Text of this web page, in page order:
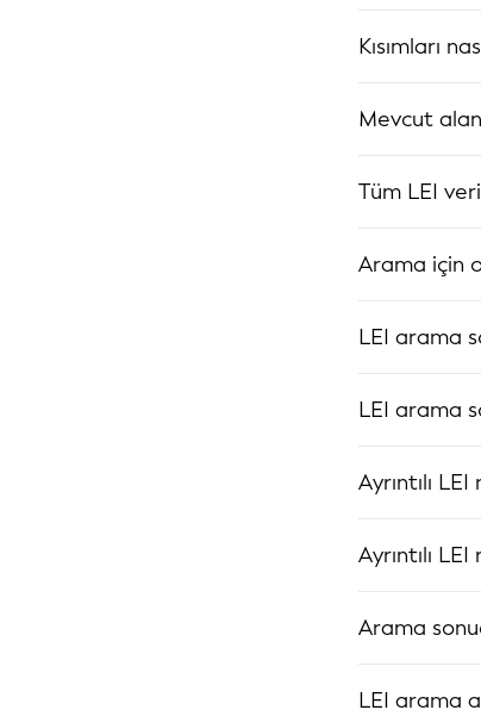
Kısımları
Mevcut
Tüm LEI
Arama için
LEI arama
LEI arama
Ayrıntılı
Ayrıntılı
Arama
LEI arama